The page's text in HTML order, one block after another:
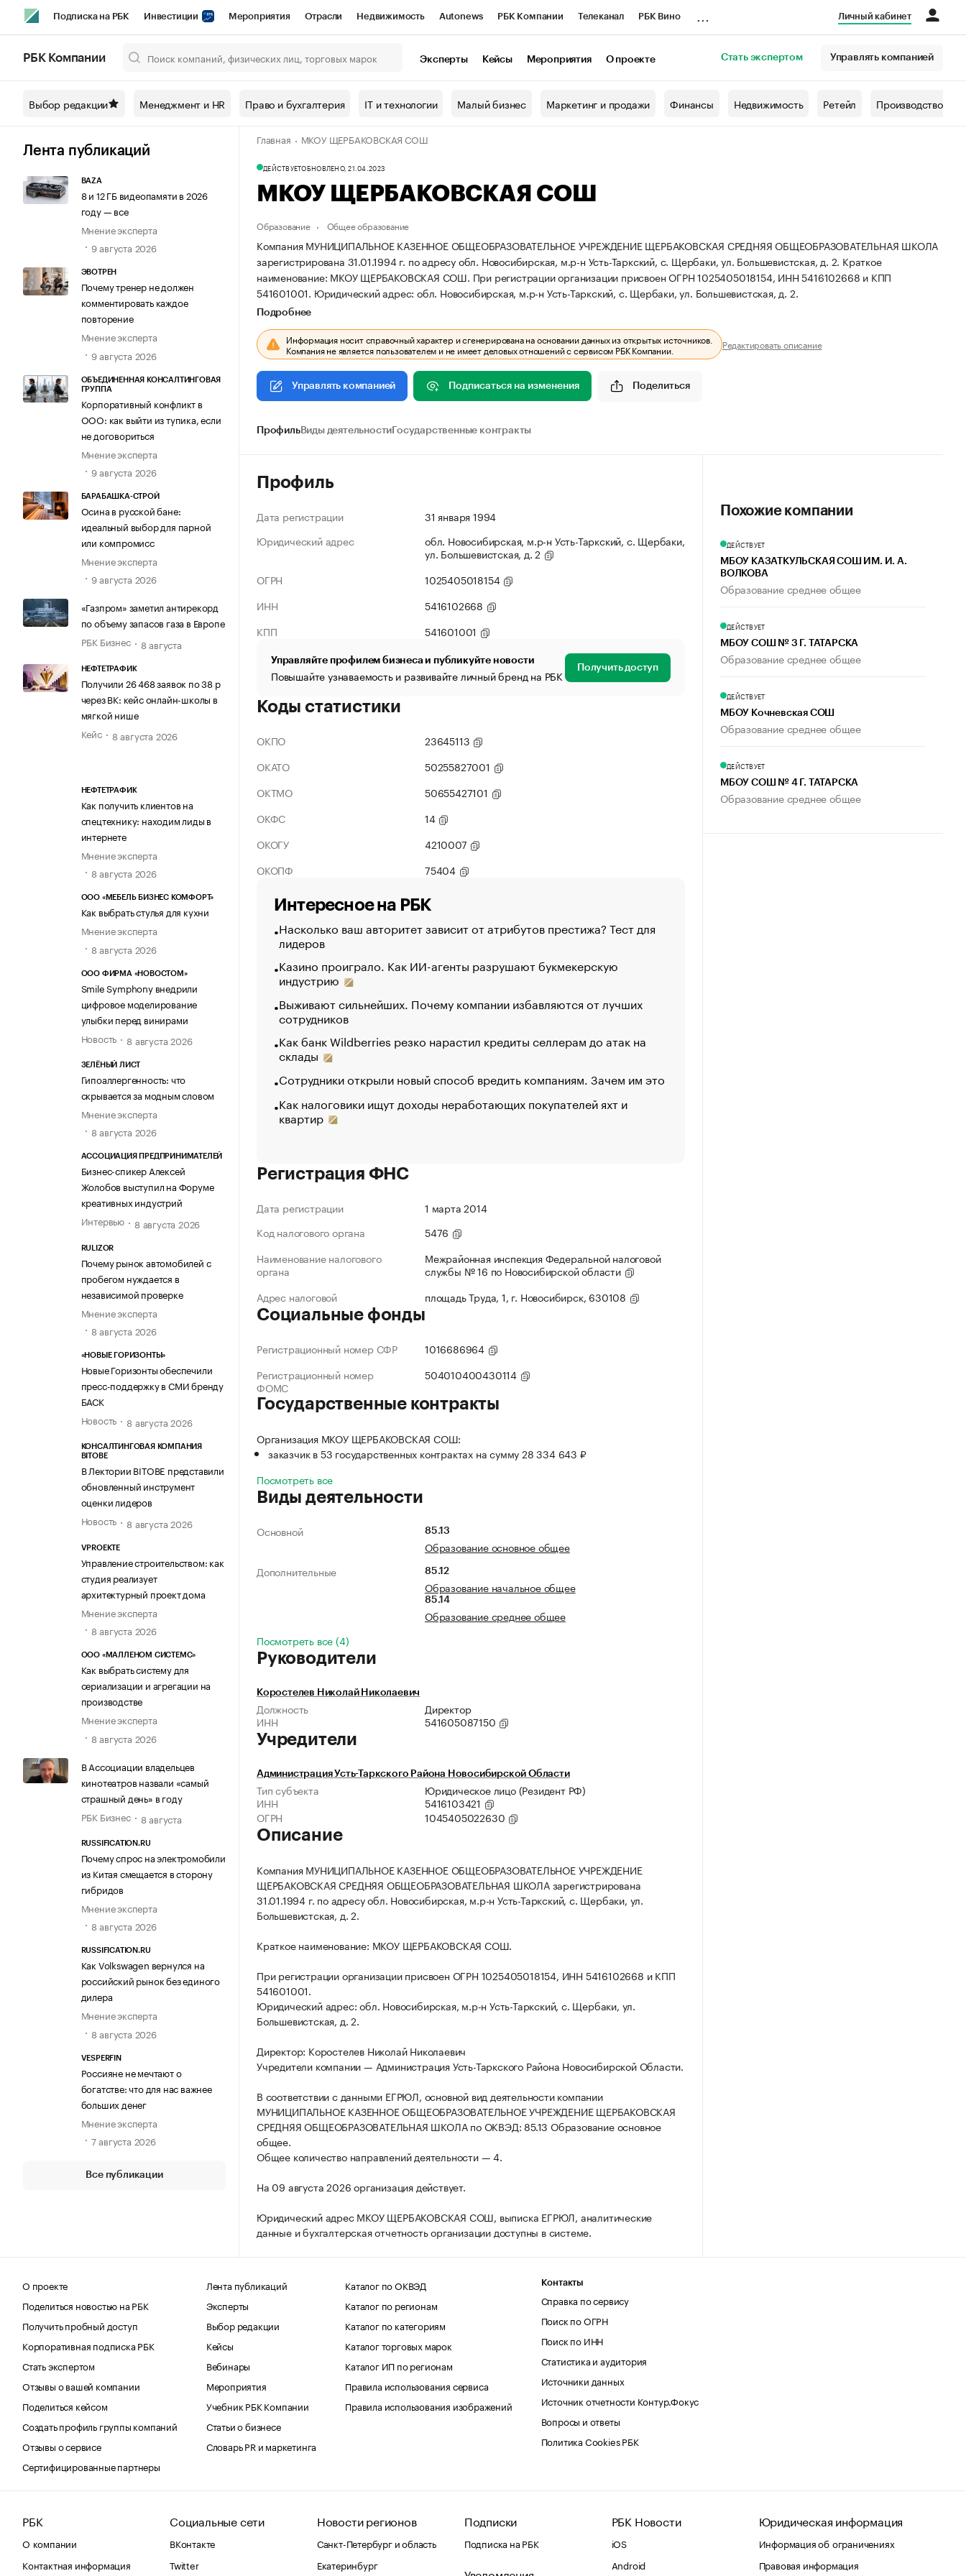
Подписка на РБК Инвестиции Мероприятия Отрасли Недвижимость Autonews РБК Компании Телеканал РБК Вино
Спецпроекты СПб Конференции СПб Спецпроекты Проверка контрагентов
Технологии и медиа Рынок наличной валюты
Личный кабинет
РБК Компании Эксперты Кейсы Мероприятия О проекте Стать экспертом Управлять компанией
Выбор редакции Менеджмент и HR Право и бухгалтерия IT и технологии Малый бизнес Маркетинг и продажи Финансы Недвижимость Ретейл Производство
Лента публикаций
BAZA
8 и 12 ГБ видеопамяти в 2026
году — все
Мнение эксперта
9 августа 2026
ЭВОТРЕН
Почему тренер не должен
комментировать каждое
повторение
Мнение эксперта
9 августа 2026
ОБЪЕДИНЕННАЯ КОНСАЛТИНГОВАЯ
ГРУППА
Корпоративный конфликт в
ООО: как выйти из тупика, если
не договориться
Мнение эксперта
9 августа 2026
БАРАБАШКА-СТРОЙ
Осина в русской бане:
идеальный выбор для парной
или компромисс
Мнение эксперта
9 августа 2026
«Газпром» заметил антирекорд
по объему запасов газа в Европе
РБК Бизнес
8 августа
НЕФТЕТРАФИК
Получили 26 468 заявок по 38 р
через ВК: кейс онлайн-школы в
мягкой нише
Кейс
8 августа 2026
НЕФТЕТРАФИК
Как получить клиентов на
спецтехнику: находим лиды в
интернете
Мнение эксперта
8 августа 2026
ООО «МЕБЕЛЬ БИЗНЕС КОМФОРТ»
Как выбрать стулья для кухни
Мнение эксперта
8 августа 2026
ООО ФИРМА «НОВОСТОМ»
Smile Symphony внедрили
цифровое моделирование
улыбки перед винирами
Новость
8 августа 2026
ЗЕЛЁНЫЙ ЛИСТ
Гипоаллергенность: что
скрывается за модным словом
Мнение эксперта
8 августа 2026
АССОЦИАЦИЯ ПРЕДПРИНИМАТЕЛЕЙ
Бизнес-спикер Алексей
Жолобов выступил на Форуме
креативных индустрий
Интервью
8 августа 2026
RULIZOR
Почему рынок автомобилей с
пробегом нуждается в
независимой проверке
Мнение эксперта
8 августа 2026
«НОВЫЕ ГОРИЗОНТЫ»
Новые Горизонты обеспечили
пресс-поддержку в СМИ бренду
БАСК
Новость
8 августа 2026
КОНСАЛТИНГОВАЯ КОМПАНИЯ
BITOBE
В Лектории BITOBE представили
обновленный инструмент
оценки лидеров
Новость
8 августа 2026
VPROEKTE
Управление строительством: как
студия реализует
архитектурный проект дома
Мнение эксперта
8 августа 2026
ООО «МАЛЛЕНОМ СИСТЕМС»
Как выбрать систему для
сериализации и агрегации на
производстве
Мнение эксперта
8 августа 2026
В Ассоциации владельцев
кинотеатров назвали «самый
страшный день» в году
РБК Бизнес
8 августа
RUSSIFICATION.RU
Почему спрос на электромобили
из Китая смещается в сторону
гибридов
Мнение эксперта
8 августа 2026
RUSSIFICATION.RU
Как Volkswagen вернулся на
российский рынок без единого
дилера
Мнение эксперта
8 августа 2026
VESPERFIN
Россияне не мечтают о
богатстве: что для нас важнее
больших денег
Мнение эксперта
7 августа 2026
Все публикации
Главная МКОУ ЩЕРБАКОВСКАЯ СОШ
ДЕЙСТВУЕТОБНОВЛЕНО, 21.04.2023
МКОУ ЩЕРБАКОВСКАЯ СОШ
Образование Общее образование
Компания МУНИЦИПАЛЬНОЕ КАЗЕННОЕ ОБЩЕОБРАЗОВАТЕЛЬНОЕ УЧРЕЖДЕНИЕ ЩЕРБАКОВСКАЯ СРЕДНЯЯ ОБЩЕОБРАЗОВАТЕЛЬНАЯ ШКОЛА
зарегистрирована 31.01.1994 г. по адресу обл. Новосибирская, м.р-н Усть-Таркский, с. Щербаки, ул. Большевистская, д. 2. Краткое
наименование: МКОУ ЩЕРБАКОВСКАЯ СОШ. При регистрации организации присвоен ОГРН 1025405018154, ИНН 5416102668 и КПП
541601001. Юридический адрес: обл. Новосибирская, м.р-н Усть-Таркский, с. Щербаки, ул. Большевистская, д. 2.
Подробнее
Информация носит справочный характер и сгенерирована на основании данных из открытых источников.
Компания не является пользователем и не имеет деловых отношений с сервисом РБК Компании. Редактировать описание
Управлять компанией Подписаться на изменения Поделиться
ПрофильВиды деятельности Государственные контракты
Профиль
Дата регистрации
31 января 1994
Юридический адрес
обл. Новосибирская, м.р-н Усть-Таркский, с. Щербаки,
ул. Большевистская, д. 2
ОГРН
1025405018154
ИНН
5416102668
КПП
541601001
Управляйте профилем бизнеса и публикуйте новости
Повышайте узнаваемость и развивайте личный бренд на РБК Получить доступ
Коды статистики
ОКПО
23645113
ОКАТО
50255827001
ОКТМО
50655427101
ОКФС
14
ОКОГУ
4210007
ОКОПФ
75404
Интересное на РБК
Насколько ваш авторитет зависит от атрибутов престижа? Тест для
лидеров
Казино проиграло. Как ИИ-агенты разрушают букмекерскую
индустрию
Выживают сильнейших. Почему компании избавляются от лучших
сотрудников
Как банк Wildberries резко нарастил кредиты селлерам до атак на
склады
Сотрудники открыли новый способ вредить компаниям. Зачем им это
Как налоговики ищут доходы неработающих покупателей яхт и
квартир
Регистрация ФНС
Дата регистрации
1 марта 2014
Код налогового органа
5476
Наименование налогового
органа
Межрайонная инспекция Федеральной налоговой
службы № 16 по Новосибирской области
Адрес налоговой
площадь Труда, 1, г. Новосибирск, 630108
Социальные фонды
Регистрационный номер СФР
1016686964
Регистрационный номер
ФОМС
504010400430114
Государственные контракты
Организация МКОУ ЩЕРБАКОВСКАЯ СОШ:
заказчик в 53 государственных контрактах на сумму 28 334 643 ₽
Посмотреть все
Виды деятельности
Основной 85.13
Образование основное общее
Дополнительные
85.12
Образование начальное общее
85.14
Образование среднее общее
Посмотреть все (4)
Руководители
Коростелев Николай Николаевич
Должность
Директор
ИНН
541605087150
Учредители
Администрация Усть-Таркского Района Новосибирской Области
Тип субъекта
Юридическое лицо (Резидент РФ)
ИНН
5416103421
ОГРН
1045405022630
Описание
Компания МУНИЦИПАЛЬНОЕ КАЗЕННОЕ ОБЩЕОБРАЗОВАТЕЛЬНОЕ УЧРЕЖДЕНИЕ
ЩЕРБАКОВСКАЯ СРЕДНЯЯ ОБЩЕОБРАЗОВАТЕЛЬНАЯ ШКОЛА зарегистрирована
31.01.1994 г. по адресу обл. Новосибирская, м.р-н Усть-Таркский, с. Щербаки, ул.
Большевистская, д. 2.
Краткое наименование: МКОУ ЩЕРБАКОВСКАЯ СОШ.
При регистрации организации присвоен ОГРН 1025405018154, ИНН 5416102668 и КПП
541601001.
Юридический адрес: обл. Новосибирская, м.р-н Усть-Таркский, с. Щербаки, ул.
Большевистская, д. 2.
Директор: Коростелев Николай Николаевич
Учредители компании — Администрация Усть-Таркского Района Новосибирской Области.
В соответствии с данными ЕГРЮЛ, основной вид деятельности компании
МУНИЦИПАЛЬНОЕ КАЗЕННОЕ ОБЩЕОБРАЗОВАТЕЛЬНОЕ УЧРЕЖДЕНИЕ ЩЕРБАКОВСКАЯ
СРЕДНЯЯ ОБЩЕОБРАЗОВАТЕЛЬНАЯ ШКОЛА по ОКВЭД: 85.13 Образование основное
общее.
Общее количество направлений деятельности — 4.
На 09 августа 2026 организация действует.
Юридический адрес МКОУ ЩЕРБАКОВСКАЯ СОШ, выписка ЕГРЮЛ, аналитические
данные и бухгалтерская отчетность организации доступны в системе.
Похожие компании
ДЕЙСТВУЕТ
МБОУ КАЗАТКУЛЬСКАЯ СОШ ИМ. И. А.
ВОЛКОВА
Образование среднее общее
ДЕЙСТВУЕТ
МБОУ СОШ № 3 Г. ТАТАРСКА
Образование среднее общее
ДЕЙСТВУЕТ
МБОУ Кочневская СОШ
Образование среднее общее
ДЕЙСТВУЕТ
МБОУ СОШ № 4 Г. ТАТАРСКА
Образование среднее общее
О проекте
Поделиться новостью на РБК
Получить пробный доступ
Корпоративная подписка РБК
Стать экспертом
Отзывы о вашей компании
Поделиться кейсом
Создать профиль группы компаний
Отзывы о сервисе
Сертифицированные партнеры
Лента публикаций
Эксперты
Выбор редакции
Кейсы
Вебинары
Мероприятия
Учебник РБК Компании
Статьи о бизнесе
Словарь PR и маркетинга
Каталог по ОКВЭД
Каталог по регионам
Каталог по категориям
Каталог торговых марок
Каталог ИП по регионам
Правила использования сервиса
Правила использования изображений
Контакты
Справка по сервису
Поиск по ОГРН
Поиск по ИНН
Статистика и аудитория
Источники данных
Источник отчетности Контур.Фокус
Вопросы и ответы
Политика Cookies РБК
РБК
О компании
Контактная информация
Социальные сети
ВКонтакте
Twitter
Новости регионов
Санкт-Петербург и область
Екатеринбург
Подписки
Подписка на РБК
РБК Новости
iOS
Android
Юридическая информация
Информация об ограничениях
Правовая информация